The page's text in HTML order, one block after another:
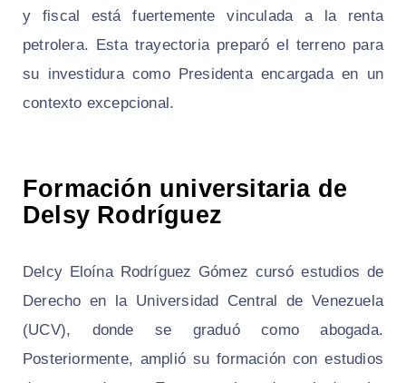
y fiscal está fuertemente vinculada a la renta
petrolera. Esta trayectoria preparó el terreno para
su investidura como Presidenta encargada en un
contexto excepcional.
Formación universitaria de
Delsy Rodríguez
Delcy Eloína Rodríguez Gómez cursó estudios de
Derecho en la Universidad Central de Venezuela
(UCV), donde se graduó como abogada.
Posteriormente, amplió su formación con estudios